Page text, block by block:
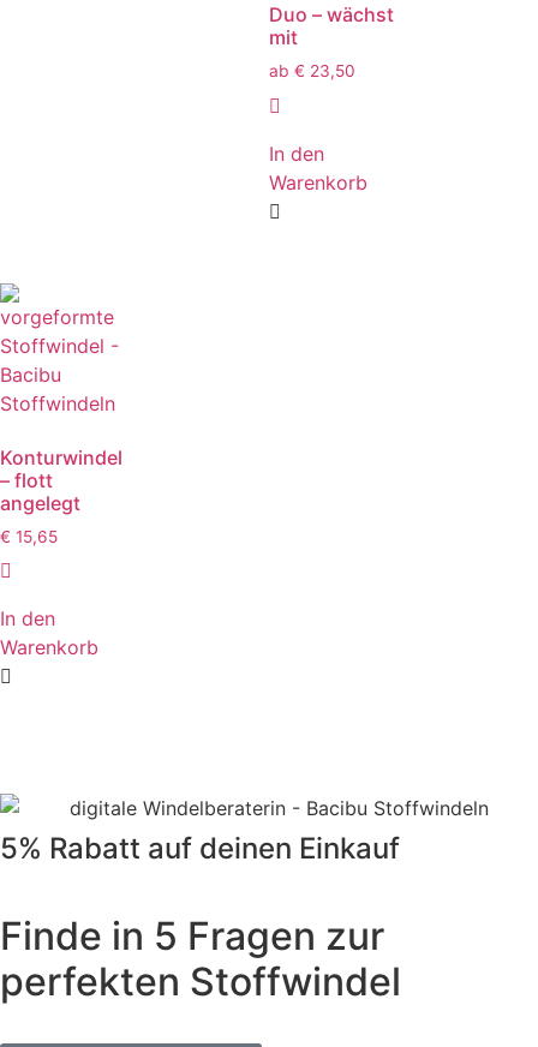
Duo – wächst
mit
ab € 23,50
In den
Warenkorb
Konturwindel
– flott
angelegt
€ 15,65
In den
Warenkorb
5% Rabatt auf deinen Einkauf
Finde in 5 Fragen zur
perfekten Stoffwindel